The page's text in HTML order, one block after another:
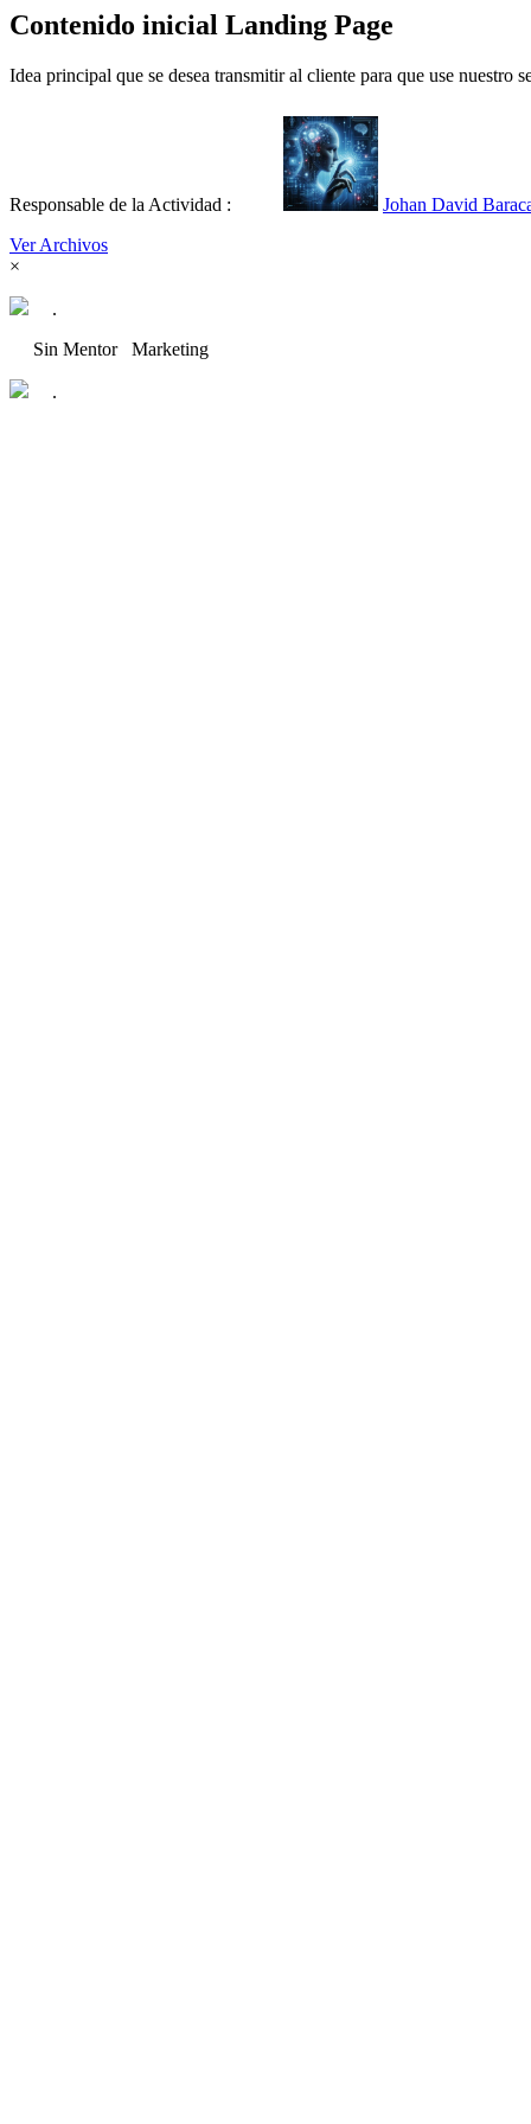
Contenido inicial Landing Page
Idea principal que se desea transmitir al cliente para que use nuestro
Responsable de la Actividad :
Johan David
Ver Archivos
×
.
Sin Mentor Marketing
.